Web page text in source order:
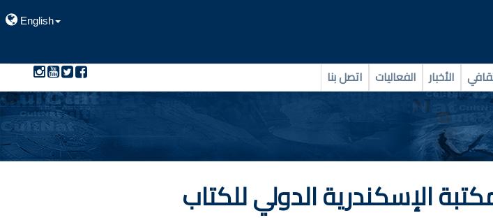
English
الأخبار الفعاليات اتصل بنا
الإسكندرية الدولي للكتاب